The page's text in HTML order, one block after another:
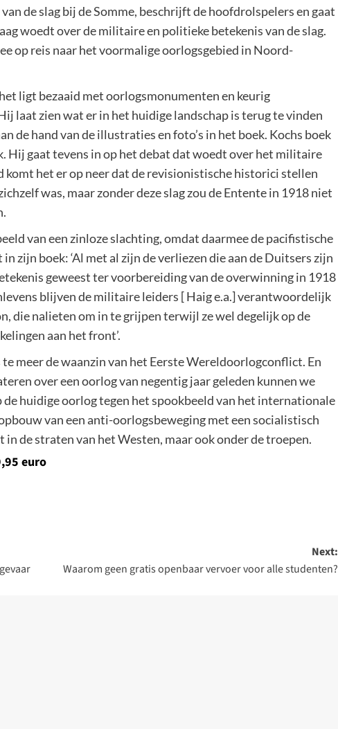
de slag bij de Somme, beschrijft de hoofdrolspelers en gaat
woedt over de militaire en politieke betekenis van de slag.
op reis naar het voormalige oorlogsgebied in Noord-
ligt bezaaid met oorlogsmonumenten en keurig
laat zien wat er in het huidige landschap is terug te vinden
de hand van de illustraties en foto’s in het boek. Kochs boek
Hij gaat tevens in op het debat dat woedt over het militaire
komt het er op neer dat de revisionistische historici stellen
was, maar zonder deze slag zou de Entente in 1918 niet
van een zinloze slachting, omdat daarmee de pacifistische
zijn boek: ‘Al met al zijn de verliezen die aan de Duitsers zijn
geweest ter voorbereiding van de overwinning in 1918
blijven de militaire leiders [ Haig e.a.] verantwoordelijk
die nalieten om in te grijpen terwijl ze wel degelijk op de
aan het front’.
meer de waanzin van het Eerste Wereldoorlogconflict. En
over een oorlog van negentig jaar geleden kunnen we
de huidige oorlog tegen het spookbeeld van het internationale
van een anti-oorlogsbeweging met een socialistisch
de straten van het Westen, maar ook onder de troepen.
euro
Next:
Waarom geen gratis openbaar vervoer voor alle studenten?